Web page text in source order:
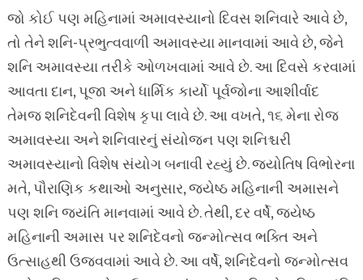
જો કોઈ પણ મહિનામાં અમાવસ્યાનો દિવસ શનિવારે આવે છે,
તો તેને શનિ-પ્રભુત્વવાળી અમાવસ્યા માનવામાં આવે છે, જેને
શનિ અમાવસ્યા તરીકે ઓળખવામાં આવે છે. આ દિવસે કરવામાં
આવતા દાન, પૂજા અને ધાર્મિક કાર્યો પૂર્વજોના આશીર્વાદ
તેમજ શનિદેવની વિશેષ કૃપા લાવે છે. આ વખતે, ૧૬ મેના રોજ
અમાવસ્યા અને શનિવારનું સંયોજન પણ શનિશ્ચરી
અમાવસ્યાનો વિશેષ સંયોગ બનાવી રહ્યું છે. જ્યોતિષ વિભોરના
મતે, પૌરાણિક કથાઓ અનુસાર, જ્યેષ્ઠ મહિનાની અમાસને
પણ શનિ જયંતિ માનવામાં આવે છે. તેથી, દર વર્ષે, જ્યેષ્ઠ
મહિનાની અમાસ પર શનિદેવનો જન્મોત્સવ ભક્તિ અને
ઉત્સાહથી ઉજવવામાં આવે છે. આ વર્ષે, શનિદેવનો જન્મોત્સવ